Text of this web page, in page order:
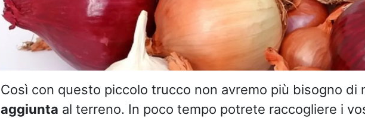
Così con questo piccolo trucco non avremo più bisogno di
aggiunta al terreno. In poco tempo potrete raccogliere i